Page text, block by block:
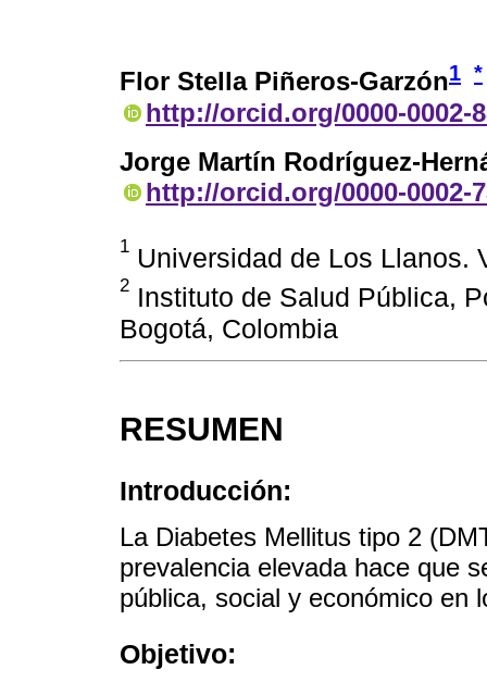
Flor Stella Piñeros-Garzón1 *
http://orcid.org/0000-0002-
Jorge Martín Rodríguez-
http://orcid.org/0000-0002-
1 Universidad de Los Llanos.
2 Instituto de Salud Pública,
Bogotá, Colombia
RESUMEN
Introducción:
La Diabetes Mellitus tipo 2
prevalencia elevada hace que
pública, social y económico en
Objetivo: